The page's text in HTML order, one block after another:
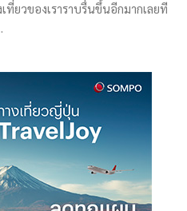
ยวของเราราบรื่นขึ้นอีกมากเลยที